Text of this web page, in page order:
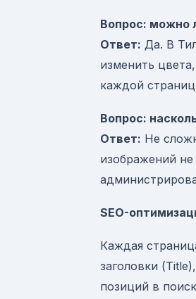
Вопрос: можно
Ответ: Да. В
изменить
каждой
Вопрос:
Ответ: Не
изображений
SEO-
Каждая
заголовки
позиций в